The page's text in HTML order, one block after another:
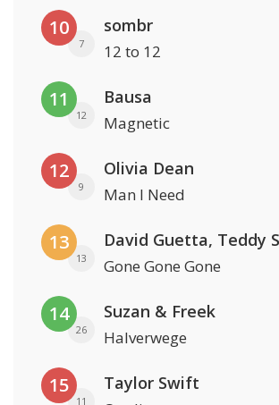
10
7
sombr
12 to 12
11
12
Bausa
Magnetic
12
9
Olivia Dean
Man I Need
13
13 Gone Gone Gone
14
26
Suzan & Freek
Halverwege
15
11
Taylor Swift